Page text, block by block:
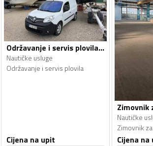
Održavanje i servis plovila - Nautičke usluge
Nautičke usluge
Održavanje i servis plovila
Cijena na upit
Nautičke
Zimovnik
Cijena na